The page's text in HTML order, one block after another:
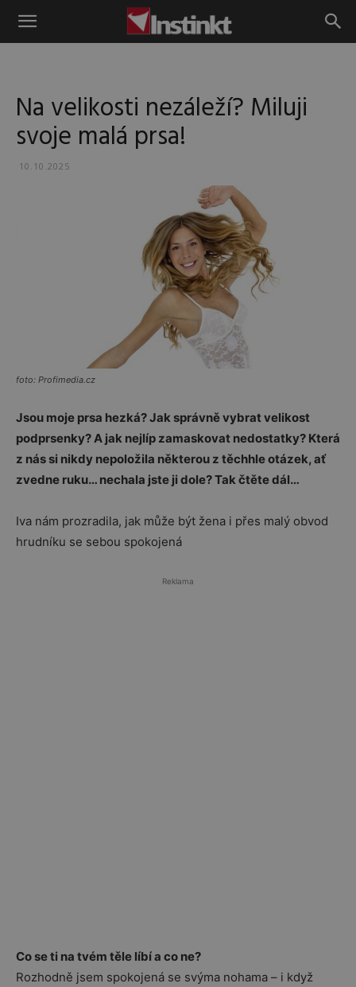
Instinkt
Na velikosti nezáleží? Miluji
svoje malá prsa!
10.10.2025
foto: Profimedia.cz
Jsou moje prsa hezká? Jak správně vybrat velikost
podprsenky? A jak nejlíp zamaskovat nedostatky? Která
z nás si nikdy nepoložila některou z těchhle otázek, ať
zvedne ruku… nechala jste ji dole?Tak čtěte dál…
Iva nám prozradila, jak může být žena i přes malý obvod
hrudníku se sebou spokojená
Reklama
Co se ti na tvém těle líbí a co ne?
Rozhodně jsem spokojená se svýma nohama – i když